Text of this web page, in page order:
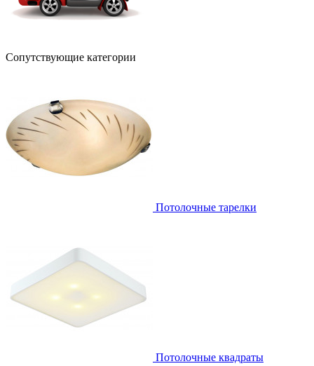
Сопутствующие категории
Потолочные тарелки
Потолочные квадраты